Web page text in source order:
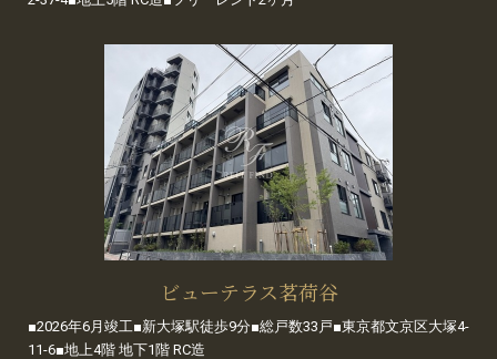
ビューテラス茗荷谷
■2026年6月竣工■新大塚駅徒歩9分■総戸数33戸■東京都文京区大塚4-
11-6■地上4階 地下1階 RC造